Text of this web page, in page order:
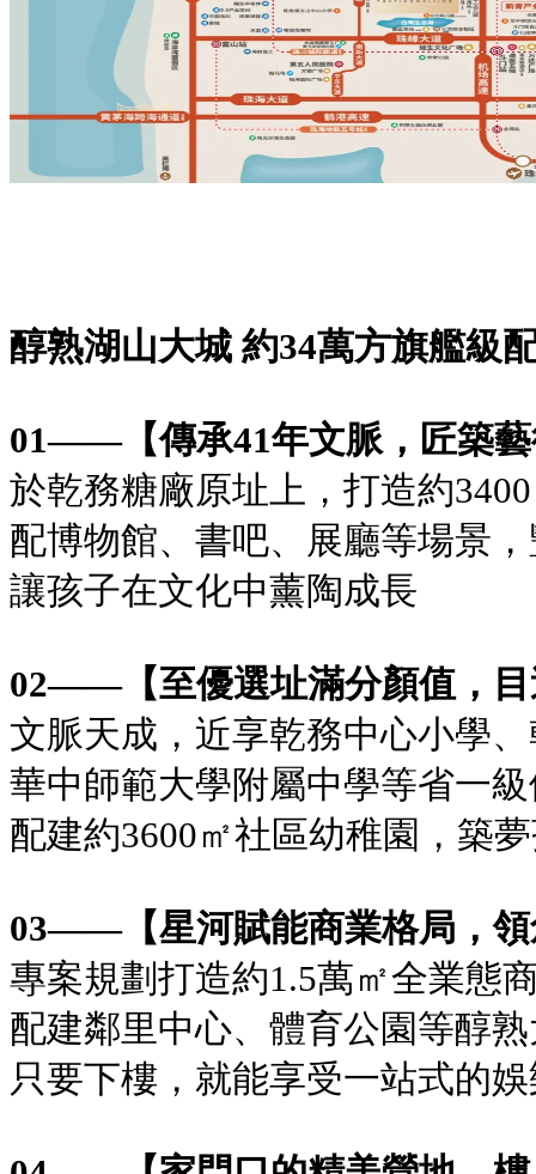
醇熟湖山大城 約34萬方旗艦級
01——【傳承41年文脈，匠築
於乾務糖廠原址上，打造約
配博物館、書吧、展廳等場景
讓孩子在文化中薰陶成長
02——【至優選址滿分顏值，目
文脈天成，近享乾務中心小學
華中師範大學附屬中學等省一
配建約3600㎡社區幼稚園，築
03——【星河賦能商業格局，領
專案規劃打造約1.5萬㎡全業態
配建鄰里中心、體育公園等醇
只要下樓，就能享受一站式的